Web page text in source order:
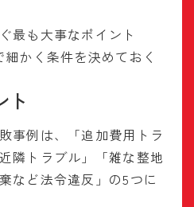
最も大事なポイント
かく条件を決めておく
ト
事例は、「追加費用トラ
隣トラブル」「雑な整地
など法令違反」の5つに